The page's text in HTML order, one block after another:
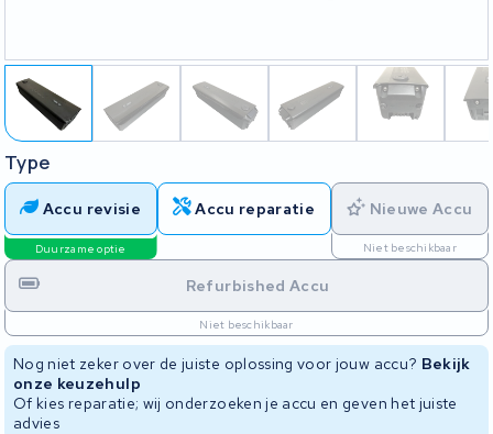
Type
Accu revisie
Duurzame optie
Accu reparatie Nieuwe Accu
Niet beschikbaar
Refurbished Accu
Niet beschikbaar
Nog niet zeker over de juiste oplossing voor jouw accu? Bekijk
onze keuzehulp
Of kies reparatie; wij onderzoeken je accu en geven het juiste
advies